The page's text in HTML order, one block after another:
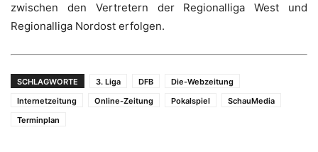
zwischen den Vertretern der Regionalliga West und
Regionalliga Nordost erfolgen.
SCHLAGWORTE 3. Liga DFB
Die-Webzeitung
Internetzeitung
Online-Zeitung Pokalspiel
SchauMedia
Terminplan